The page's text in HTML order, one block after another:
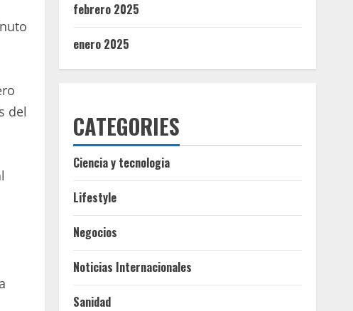
del
febrero 2025
enero 2025
CATEGORIES
Ciencia y tecnologia
Lifestyle
Negocios
Noticias Internacionales
Sanidad